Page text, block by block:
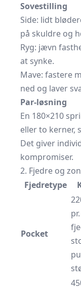
Sovestilling
Side: lidt
på skuldre og
Ryg: jævn
at synke.
Mave: fastere
ned og laver
Par-løsning
En 180×210
eller to kerner,
Det giver
kompromiser.
2. Fjedre og
Fjedretype
Pocket